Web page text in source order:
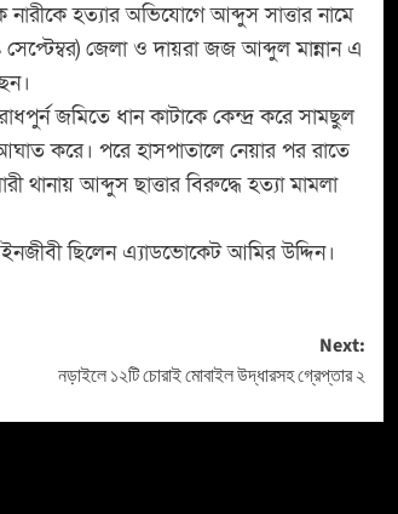
হত্যার অভিযোগে আব্দুস সাত্তার নামে
জেলা ও দায়রা জজ আব্দুল মান্নান এ
জমিতে ধান কাটাকে কেন্দ্র করে সামছুল
করে। পরে হাসপাতালে নেয়ার পর রাতে
থানায় আব্দুস ছাত্তার বিরুদ্ধে হত্যা মামলা
ছিলেন এ্যাডভোকেট আমির উদ্দিন।
Next:
নড়াইলে ১২টি চোরাই মোবাইল উদ্ধারসহ গ্রেপ্তার ২